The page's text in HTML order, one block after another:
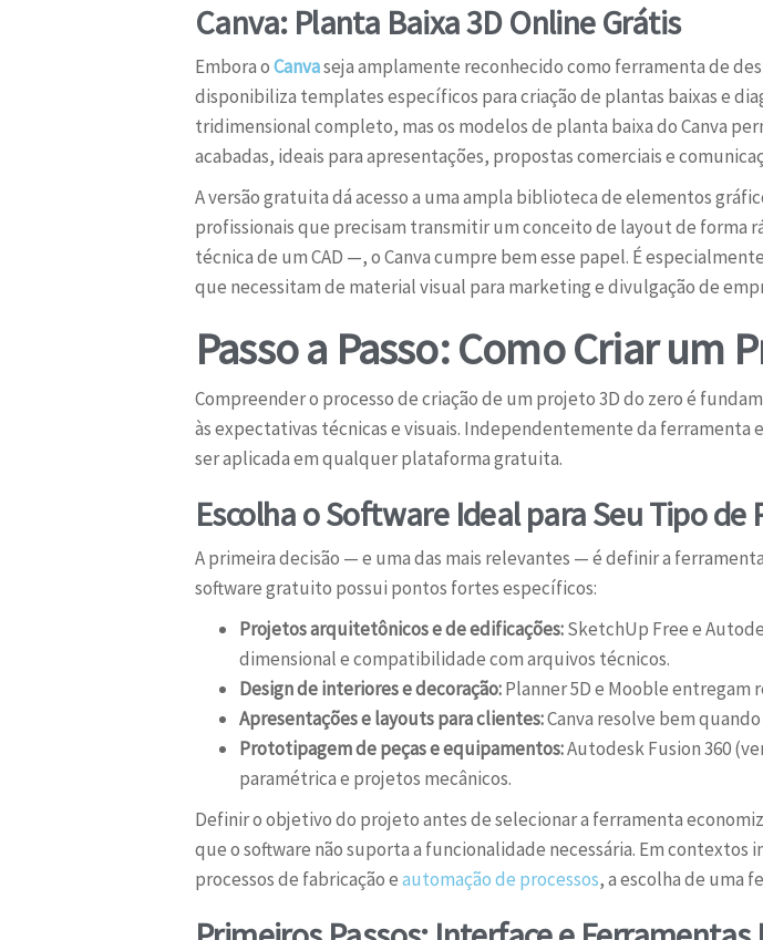
Canva: Planta Baixa 3D Online Grátis
Embora oCanvaseja amplamente reconhecido como ferramenta de
disponibiliza templates específicos para criação de plantas baixas e
tridimensional completo, mas os modelos de planta baixa do Canva
acabadas, ideais para apresentações, propostas comerciais e
A versão gratuita dá acesso a uma ampla biblioteca de elementos
profissionais que precisam transmitir um conceito de layout de forma
técnica de um CAD —, o Canva cumpre bem esse papel. É
que necessitam de material visual para marketing e divulgação de
Passo a Passo: Como Criar um
Compreender o processo de criação de um projeto 3D do zero é
às expectativas técnicas e visuais. Independentemente da
ser aplicada em qualquer plataforma gratuita.
Escolha o Software Ideal para Seu Tipo de
A primeira decisão — e uma das mais relevantes — é definir a
software gratuito possui pontos fortes específicos:
Projetos arquitetônicos e de edificações:SketchUp Free e
dimensional e compatibilidade com arquivos técnicos.
Design de interiores e decoração:Planner 5D e Mooble entregam
Apresentações e layouts para clientes:Canva resolve bem
Prototipagem de peças e equipamentos:Autodesk Fusion 360
paramétrica e projetos mecânicos.
Definir o objetivo do projeto antes de selecionar a ferramenta
que o software não suporta a funcionalidade necessária. Em
processos de fabricação eautomação de processos, a escolha de uma